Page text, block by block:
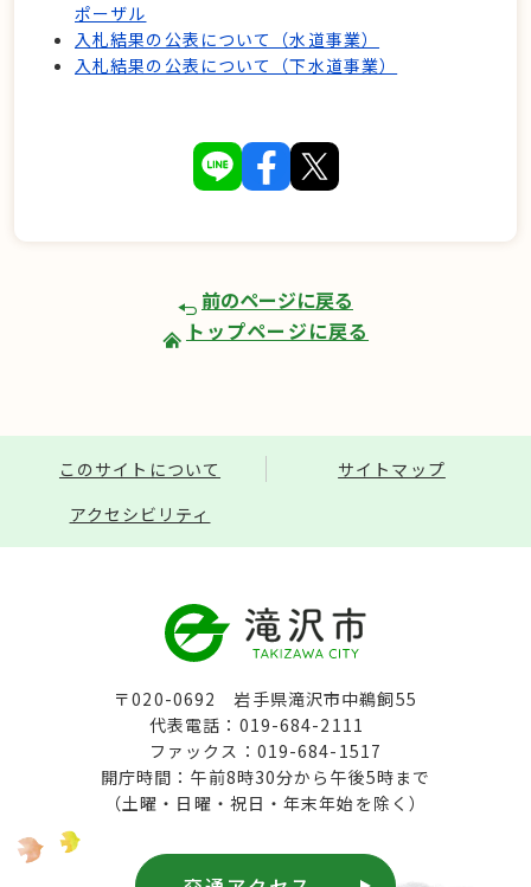
ポーザル
入札結果の公表について（水道事業）
入札結果の公表について（下水道事業）
前のページに戻る
トップページに戻る
このサイトについて
サイトマップ
アクセシビリティ
〒020-0692 岩手県滝沢市中鵜飼55
代表電話：019-684-2111
ファックス：019-684-1517
開庁時間：午前8時30分から午後5時まで
（土曜・日曜・祝日・年末年始を除く）